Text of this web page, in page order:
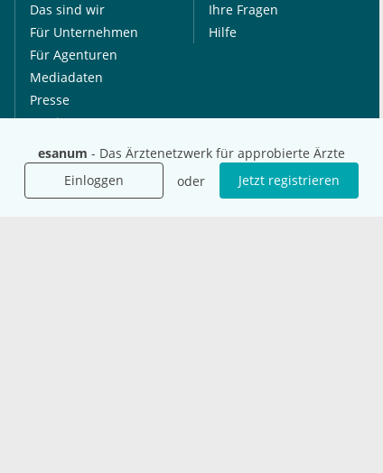
esanum - Das Ärztenetzwerk für approbierte Ärzte
Einloggen
oder Jetzt registrieren
Das sind wir
Für Unternehmen
Für Agenturen
Mediadaten
Presse
Karriere
Ihre Fragen
Hilfe
International
Social Media